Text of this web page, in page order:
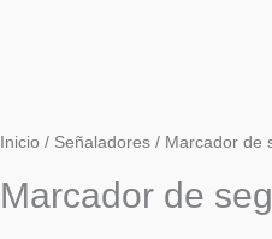
Inicio / Señaladores / Marcador de
Marcador de